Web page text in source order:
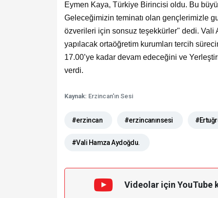
Eymen Kaya, Türkiye Birincisi oldu. Bu
Geleceğimizin teminatı olan gençlerimizle
özverileri için sonsuz teşekkürler" dedi. Vali
yapılacak ortaöğretim kurumları tercih
17.00’ye kadar devam edeceğini ve
verdi.
Kaynak: Erzincan'ın Sesi
#erzincan #erzincanınsesi
#Vali Hamza Aydoğdu.
Videolar için YouTube